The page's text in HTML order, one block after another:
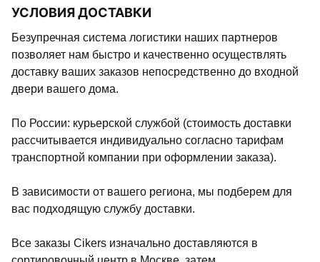
УСЛОВИЯ ДОСТАВКИ
Безупречная система логистики наших партнеров
позволяет нам быстро и качественно осуществлять
доставку ваших заказов непосредственно до входной
двери вашего дома.
По России: курьерской службой (стоимость доставки
рассчитывается индивидуально согласно тарифам
транспортной компании при оформлении заказа).
В зависимости от вашего региона, мы подберем для
вас подходящую службу доставки.
Все заказы Cikers изначально доставляются в